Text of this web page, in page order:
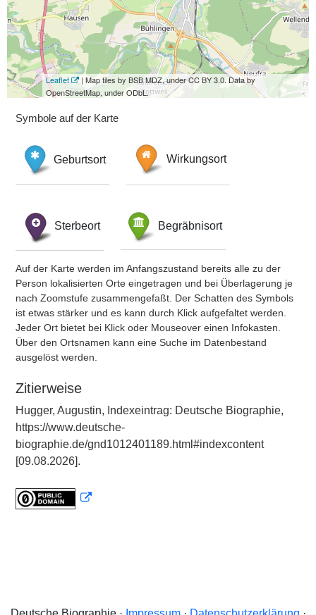
Leaflet
| Map tiles by BSB MDZ, under CC BY 3.0. Data by
OpenStreetMap, under ODbL.
Symbole auf der Karte
Geburtsort Wirkungsort
Sterbeort Begräbnisort
Auf der Karte werden im Anfangszustand bereits alle zu der
Person lokalisierten Orte eingetragen und bei Überlagerung je
nach Zoomstufe zusammengefaßt. Der Schatten des Symbols
ist etwas stärker und es kann durch Klick aufgefaltet werden.
Jeder Ort bietet bei Klick oder Mouseover einen Infokasten.
Über den Ortsnamen kann eine Suche im Datenbestand
ausgelöst werden.
Zitierweise
Hugger, Augustin, Indexeintrag: Deutsche Biographie,
https://www.deutsche-
biographie.de/gnd1012401189.html#indexcontent
[09.08.2026].